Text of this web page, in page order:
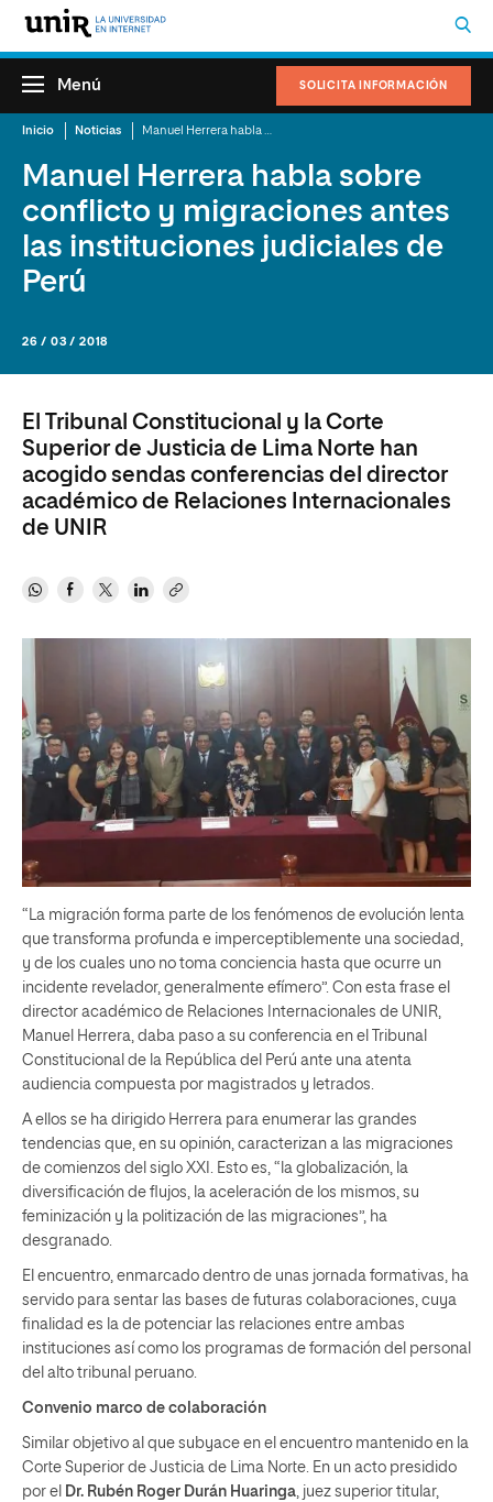
SOLICITA INFORMACIÓN
Menú
Inicio Noticias
Manuel Herrera habla sobre
conflicto y migraciones antes
las instituciones judiciales de
Perú
26 / 03 / 2018
El Tribunal Constitucional y la Corte
Superior de Justicia de Lima Norte han
acogido sendas conferencias del director
académico de Relaciones Internacionales
de UNIR
“La migración forma parte de los fenómenos de evolución lenta
que transforma profunda e imperceptiblemente una sociedad,
y de los cuales uno no toma conciencia hasta que ocurre un
incidente revelador, generalmente efímero”. Con esta frase el
director académico de Relaciones Internacionales de UNIR,
Manuel Herrera, daba paso a su conferencia en el Tribunal
Constitucional de la República del Perú ante una atenta
audiencia compuesta por magistrados y letrados.
A ellos se ha dirigido Herrera para enumerar las grandes
tendencias que, en su opinión, caracterizan a las migraciones
de comienzos del siglo XXI. Esto es, “la globalización, la
diversificación de flujos, la aceleración de los mismos, su
feminización y la politización de las migraciones”, ha
desgranado.
El encuentro, enmarcado dentro de unas jornada formativas, ha
servido para sentar las bases de futuras colaboraciones, cuya
finalidad es la de potenciar las relaciones entre ambas
instituciones así como los programas de formación del personal
del alto tribunal peruano.
Convenio marco de colaboración
Similar objetivo al que subyace en el encuentro mantenido en la
Corte Superior de Justicia de Lima Norte. En un acto presidido
por el Dr. Rubén Roger Durán Huaringa, juez superior titular,